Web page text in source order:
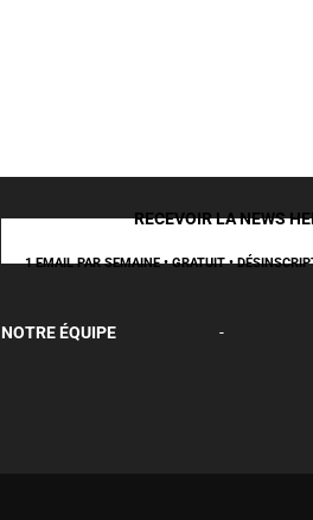
RECEVOIR LA NEWS
1 EMAIL PAR SEMAINE • GRATUIT •
NOTRE ÉQUIPE -